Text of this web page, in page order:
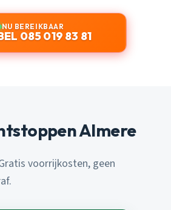
NU BEREIKBAAR
085 019 83 81
Almere
voorrijkosten, geen